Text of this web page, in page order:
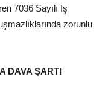
7036 Sayılı İş
zorunlu
DAVA ŞARTI